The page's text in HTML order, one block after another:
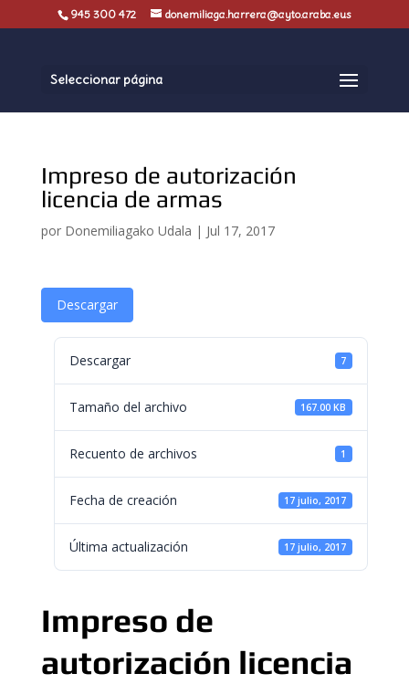
945 300 472 donemiliaga.harrera@ayto.araba.eus
Seleccionar página
Impreso de autorización
licencia de armas
por Donemiliagako Udala | Jul 17, 2017
Descargar
Descargar 7
Tamaño del archivo 167.00 KB
Recuento de archivos 1
Fecha de creación 17 julio, 2017
Última actualización 17 julio, 2017
Impreso de
autorización licencia